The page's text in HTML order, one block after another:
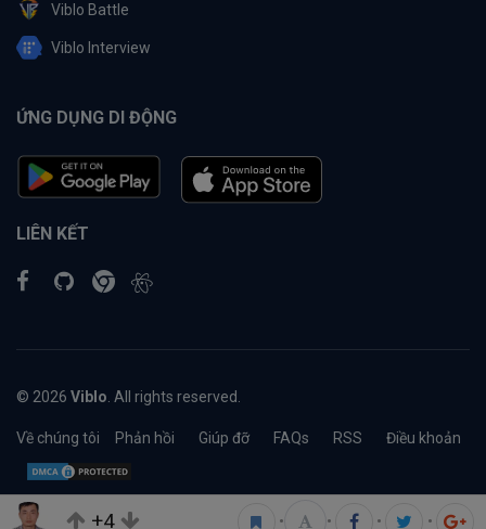
+4 • • • •
Viblo Battle
Viblo Interview
ỨNG DỤNG DI ĐỘNG
LIÊN KẾT
© 2026 Viblo . All rights reserved.
Về chúng tôi Phản hồi Giúp đỡ FAQs RSS Điều khoản